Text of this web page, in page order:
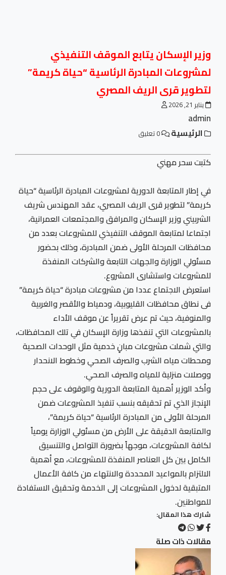
وزير الإسكان يتابع الموقف التنفيذي
لمشروعات المبادرة الرئاسية “حياة كريمة”
لتطوير قرى الريف المصري
يناير 21, 2026
admin
الرئيسية
كتبت سحر مهني
في إطار المتابعة الدورية لمشروعات المبادرة الرئاسية “حياة
كريمة” لتطوير قرى الريف المصري، عقد المهندس شريف
الشربيني وزير الإسكان والمرافق والمجتمعات العمرانية،
اجتماعا لمتابعة الموقف التنفيذي للمشروعات بعدد من
محافظات المرحلة الأولى ضمن المبادرة، وذلك بحضور
مسئولي الوزارة والجهات التابعة والشركات المنفذة
للمشروعات واستشارى المشروع.
استعرض الاجتماع عددا من مشروعات مبادرة “حياة كريمة”
فى نطاق محافظات القليوبية، ودمياط والأقصر والغربية
والمنوفية، حيث تم عرض تقريراً عن موقف الأداء
بالمشروعات التي تنفذها وزارة الإسكان في تلك المحافظات،
والتي شملت مشروعات مبانٍ خدمية مثل الوحدات الصحية
ومحطات مياه الشرب والصرف الصحي وخطوط الانحدار
ووصلات منزلية للمياه والصرف الصحي.
وأكد الوزير أهمية المتابعة الدورية والوقوف على حجم
الإنجاز الذي تم تحقيقه بنسب تنفيذ المشروعات ضمن
المرحلة الأولى من المبادرة الرئاسية “حياة كريمة”،
والمتابعة الدقيقة على الأرض من مسئولي الوزارة يومياً
لكافة المشروعات، موجهاً بضرورة التواصل والتنسيق
الكامل بين كل العناصر المنفذة للمشروعات، مع أهمية
الالتزام بالمواعيد المحددة والانتهاء من كافة الأعمال
المتبقية لدخول المشروعات إلى الخدمة وتحقيق الاستفادة
للمواطنين.
شارك هذا المقال:
مقالات ذات صلة